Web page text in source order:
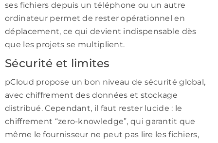
ses fichiers depuis un téléphone ou un autre
ordinateur permet de rester opérationnel en
déplacement, ce qui devient indispensable dès
que les projets se multiplient.
Sécurité et limites
pCloud propose un bon niveau de sécurité global,
avec chiffrement des données et stockage
distribué. Cependant, il faut rester lucide : le
chiffrement “zero-knowledge”, qui garantit que
même le fournisseur ne peut pas lire les fichiers,